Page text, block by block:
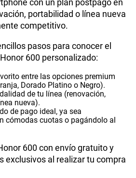
con un plan postpago en
portabilidad o línea nueva
competitivo.
pasos para conocer el
600 personalizado:
entre las opciones premium
Dorado Platino o Negro).
de tu línea (renovación,
nueva).
de pago ideal, ya sea
cómodas cuotas o pagándolo al
600 con envío gratuito y
exclusivos al realizar tu compra